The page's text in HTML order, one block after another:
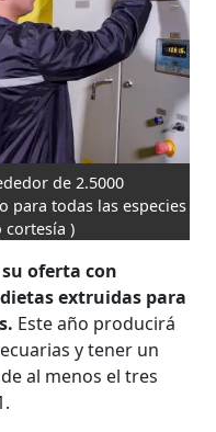
de 2.5000
para todas las especies
cortesía )
oferta con
extruidas para
Este año producirá
y tener un
al menos el tres